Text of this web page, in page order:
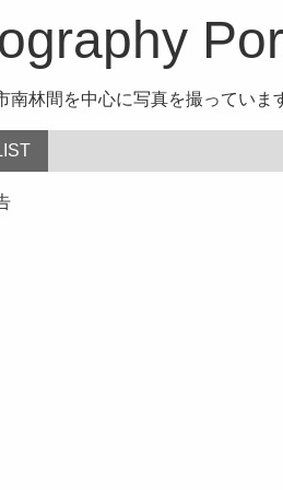
南林間を中心に写真を撮っていま